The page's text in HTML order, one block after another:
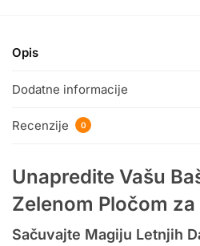
Opis
Dodatne informacije
Recenzije 0
Unapredite Vašu
Zelenom Pločom
Sačuvajte Magiju Letnjih